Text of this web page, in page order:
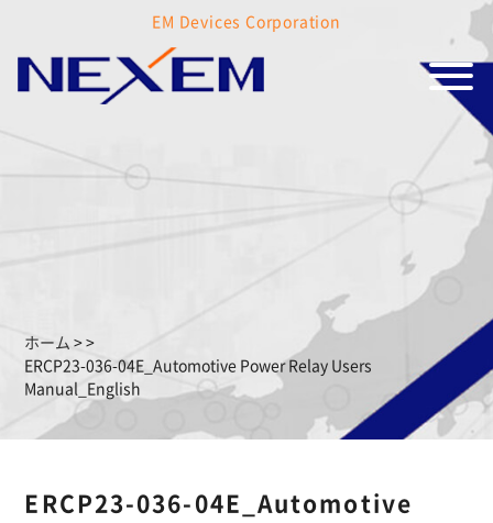
EM Devices Corporation
ホーム >>
ERCP23-036-04E_Automotive Power Relay Users
Manual_English
ERCP23-036-04E_Automotive